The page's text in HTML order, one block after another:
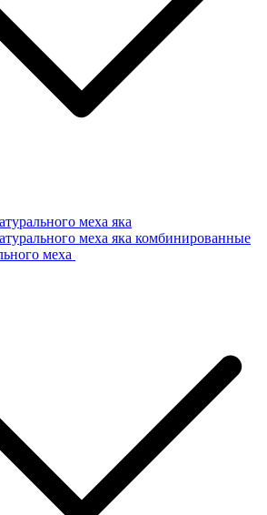
меха яка
меха яка комбинированные
меха